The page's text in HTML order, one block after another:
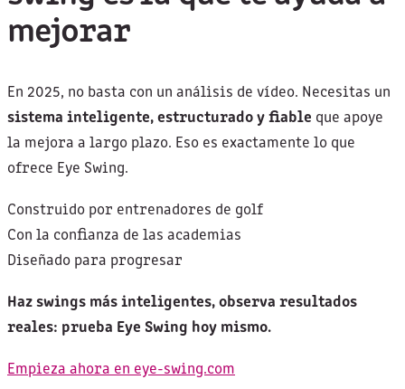
mejorar
En 2025, no basta con un análisis de vídeo. Necesitas un
sistema inteligente, estructurado y fiable que apoye
la mejora a largo plazo. Eso es exactamente lo que
ofrece Eye Swing.
Construido por entrenadores de golf
Con la confianza de las academias
Diseñado para progresar
Haz swings más inteligentes, observa resultados
reales: prueba Eye Swing hoy mismo.
Empieza ahora en eye-swing.com